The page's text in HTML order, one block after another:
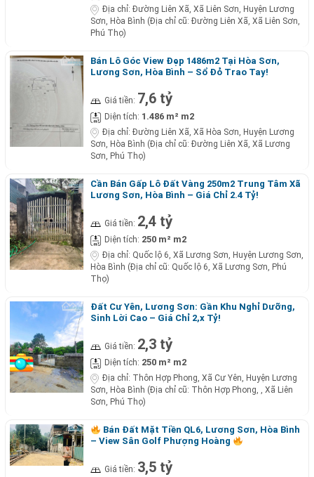
Địa chỉ: Đường Liên Xã, Xã Liên Sơn, Huyện Lương
Sơn, Hòa Bình (Địa chỉ cũ: Đường Liên Xã, Xã Liên Sơn,
Phú Thọ)
Bán Lô Góc View Đẹp 1486m2 Tại Hòa Sơn,
Lương Sơn, Hòa Bình – Sổ Đỏ Trao Tay!
Giá tiền: 7,6 tỷ
Diện tích: 1.486 m² m2
Địa chỉ: Đường Liên Xã, Xã Hòa Sơn, Huyện Lương
Sơn, Hòa Bình (Địa chỉ cũ: Đường Liên Xã, Xã Lương
Sơn, Phú Thọ)
Cần Bán Gấp Lô Đất Vàng 250m2 Trung Tâm Xã
Lương Sơn, Hòa Bình – Giá Chỉ 2.4 Tỷ!
Giá tiền: 2,4 tỷ
Diện tích: 250 m² m2
Địa chỉ: Quốc lộ 6, Xã Lương Sơn, Huyện Lương Sơn,
Hòa Bình (Địa chỉ cũ: Quốc lộ 6, Xã Lương Sơn, Phú
Thọ)
Đất Cư Yên, Lương Sơn: Gần Khu Nghỉ Dưỡng,
Sinh Lời Cao – Giá Chỉ 2,x Tỷ!
Giá tiền: 2,3 tỷ
Diện tích: 250 m² m2
Địa chỉ: Thôn Hợp Phong, Xã Cư Yên, Huyện Lương
Sơn, Hòa Bình (Địa chỉ cũ: Thôn Hợp Phong, , Xã Liên
Sơn, Phú Thọ)
Bán Đất Mặt Tiền QL6, Lương Sơn, Hòa Bình
– View Sân Golf Phượng Hoàng
Giá tiền: 3,5 tỷ